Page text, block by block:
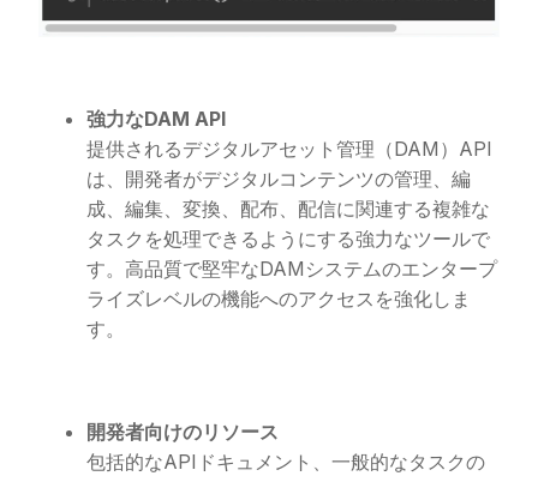
強力なDAM API
提供されるデジタルアセット管理（DAM）API
は、開発者がデジタルコンテンツの管理、編
成、編集、変換、配布、配信に関連する複雑な
タスクを処理できるようにする強力なツールで
す。高品質で堅牢なDAMシステムのエンタープ
ライズレベルの機能へのアクセスを強化しま
す。
開発者向けのリソース
包括的なAPIドキュメント、一般的なタスクの